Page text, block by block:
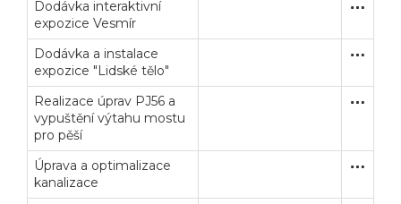
Dodávka interaktivní
expozice Vesmír
Dodávka a instalace
expozice "Lidské tělo"
Realizace úprav PJ56 a
vypuštění výtahu mostu
pro pěší
Úprava a optimalizace
kanalizace